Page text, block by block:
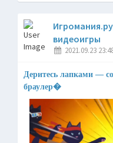
видеоигры
2021.09.23
Деритесь лапками —
браулер�